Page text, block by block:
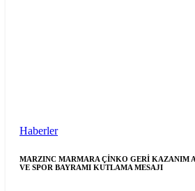
Haberler
MARZINC MARMARA ÇİNKO GERİ KAZANIM
VE SPOR BAYRAMI KUTLAMA MESAJI